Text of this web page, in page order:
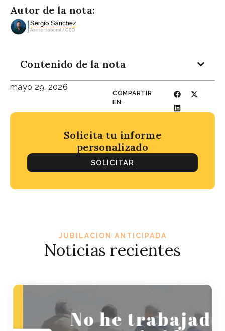
Autor de la nota:
Contenido de la nota
mayo 29, 2026
COMPARTIR
EN:
Solicita tu informe
personalizado
SOLICITAR
JUBILACION ANTICIPADA
Noticias recientes